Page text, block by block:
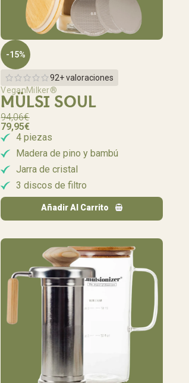
-15%
92+ valoraciones
VeganMilker®
MÜLSI SOUL
94,06€
79,95€
4 piezas
Madera de pino y bambú
Jarra de cristal
3 discos de filtro
Añadir Al Carrito